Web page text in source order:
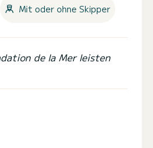
Mit oder ohne Skipper
de la Mer leisten